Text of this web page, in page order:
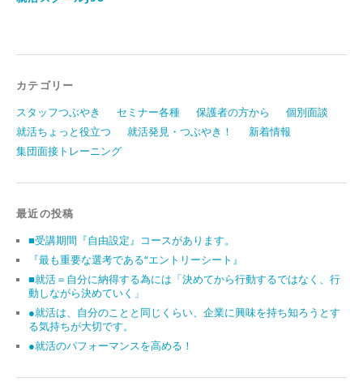
カテゴリー
スタッフつぶやき セミナー各種 保護者の方から
個別面談
就活ちょっと役立つ
就活発見・つぶやき！
新着情報
集団面接トレーニング
最近の投稿
■受講期間『自由設定』コースがあります。
『最も重要な選考である“エントリーシート』
■就活＝自分に納得する為には「決めてから行動するではなく、行
動しながら決めていく」
●就活は、自分のことと同じくらい、企業に興味を持ち知ろうとす
る気持ちが大切です。
●就活のパフォーマンスを高める！